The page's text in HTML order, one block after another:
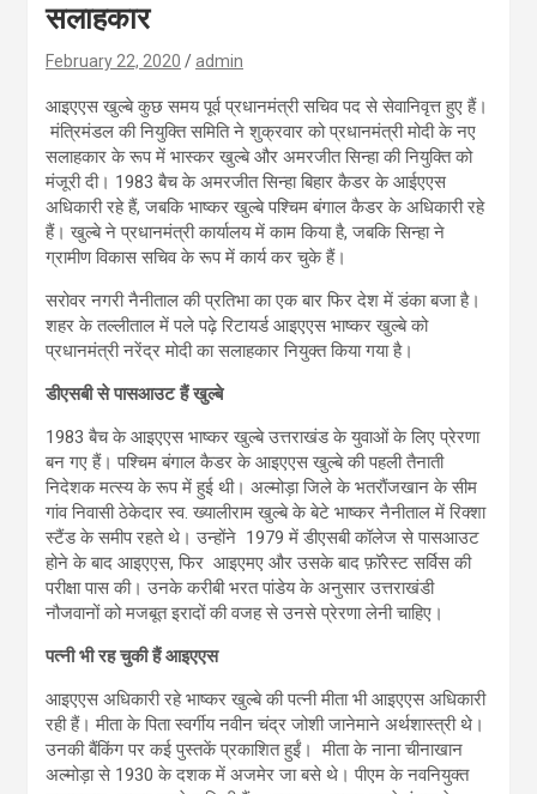
सलाहकार
February 22, 2020 admin
आइएएस खुल्बे कुछ समय पूर्व प्रधानमंत्री सचिव पद से सेवानिवृत्त हुए हैं।
मंत्रिमंडल की नियुक्ति समिति ने शुक्रवार को प्रधानमंत्री मोदी के नए
सलाहकार के रूप में भास्कर खुल्बे और अमरजीत सिन्हा की नियुक्ति को
मंजूरी दी। 1983 बैच के अमरजीत सिन्हा बिहार कैडर के आईएएस
अधिकारी रहे हैं, जबकि भाष्‍कर खुल्‍बे पश्चिम बंगाल कैडर के अधिकारी रहे
हैं। खुल्बे ने प्रधानमंत्री कार्यालय में काम किया है, जबकि सिन्हा ने
ग्रामीण विकास सचिव के रूप में कार्य कर चुके हैं।
सरोवर नगरी नैनीताल की प्रतिभा का एक बार फिर देश में डंका बजा है।
शहर के तल्लीताल में पले पढ़े रिटायर्ड आइएएस भाष्कर खुल्बे को
प्रधानमंत्री नरेंद्र मोदी का सलाहकार नियुक्त किया गया है।
डीएसबी से पासआउट हैं खुल्‍बे
1983 बैच के आइएएस भाष्कर खुल्बे उत्तराखंड के युवाओं के लिए प्रेरणा
बन गए हैं। पश्चिम बंगाल कैडर के आइएएस खुल्बे की पहली तैनाती
निदेशक मत्स्य के रूप में हुई थी। अल्मोड़ा जिले के भतराैंजखान के सीम
गांव निवासी ठेकेदार स्व. ख्यालीराम खुल्बे के बेटे भाष्कर नैनीताल में रिक्शा
स्टैंड के समीप रहते थे। उन्होंने 1979 में डीएसबी कॉलेज से पासआउट
होने के बाद आइएएस, फिर आइएमए और उसके बाद फ़ॉरेस्ट सर्विस की
परीक्षा पास की। उनके करीबी भरत पांडेय के अनुसार उत्तराखंडी
नौजवानों को मजबूत इरादों की वजह से उनसे प्रेरणा लेनी चाहिए।
पत्‍नी भी रह चुकी हैं आइएएस
आइएएस अधिकारी रहे भाष्कर खुल्बे की पत्नी मीता भी आइएएस अधिकारी
रही हैं। मीता के पिता स्वर्गीय नवीन चंद्र जोशी जानेमाने अर्थशास्त्री थे।
उनकी बैंकिंग पर कई पुस्तकें प्रकाशित हुईं। मीता के नाना चीनाखान
अल्मोड़ा से 1930 के दशक में अजमेर जा बसे थे। पीएम के नवनियुक्त